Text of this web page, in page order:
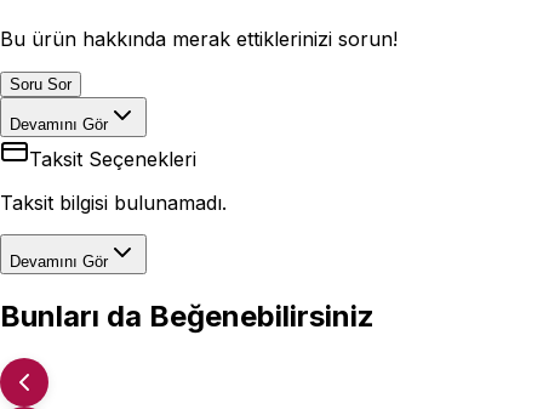
Bu ürün hakkında merak ettiklerinizi sorun!
Soru Sor
Devamını Gör
Taksit Seçenekleri
Taksit bilgisi bulunamadı.
Devamını Gör
Bunları da Beğenebilirsiniz